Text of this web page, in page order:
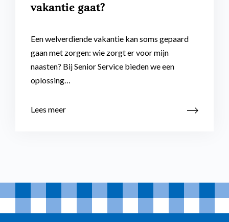
vakantie gaat?
Een welverdiende vakantie kan soms gepaard
gaan met zorgen: wie zorgt er voor mijn
naasten? Bij Senior Service bieden we een
oplossing…
Lees meer